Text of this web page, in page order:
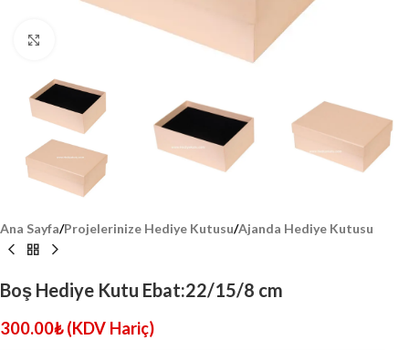
Ana Sayfa/Projelerinize Hediye Kutusu/Ajanda Hediye Kutusu
Boş Hediye Kutu Ebat:22/15/8 cm
300.00₺ (KDV Hariç)